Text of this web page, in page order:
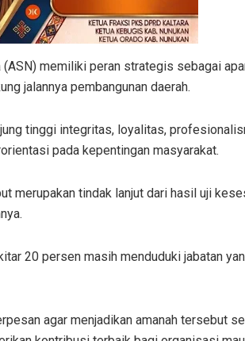
(ASN) memiliki peran strategis sebagai
jalannya pembangunan daerah.
tinggi integritas, loyalitas,
pada kepentingan masyarakat.
merupakan tindak lanjut dari hasil uji
20 persen masih menduduki jabatan
agar menjadikan amanah tersebut